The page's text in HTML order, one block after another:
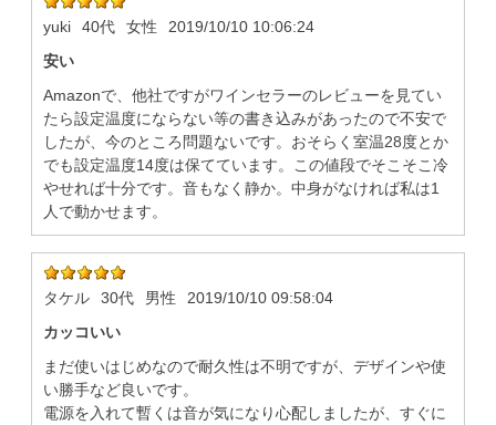
yuki 40代 女性
2019/10/10 10:06:24
安い
Amazonで、他社ですがワインセラーのレビューを見てい
たら設定温度にならない等の書き込みがあったので不安で
したが、今のところ問題ないです。おそらく室温28度とか
でも設定温度14度は保てています。この値段でそこそこ冷
やせれば十分です。音もなく静か。中身がなければ私は1
人で動かせます。
タケル 30代 男性
2019/10/10 09:58:04
カッコいい
まだ使いはじめなので耐久性は不明ですが、デザインや使
い勝手など良いです。
電源を入れて暫くは音が気になり心配しましたが、すぐに